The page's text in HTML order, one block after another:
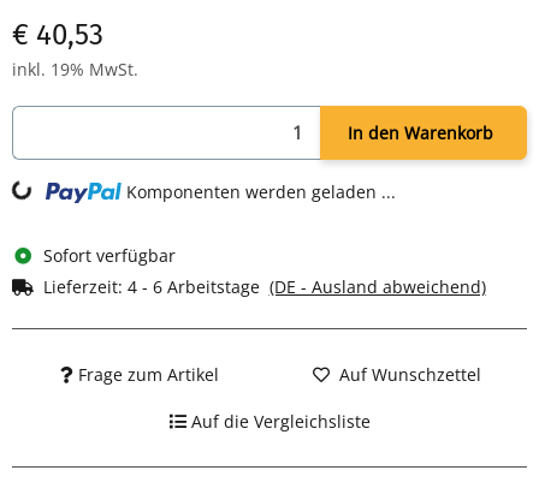
Farbe: schwarz/inox
€ 40,53
inkl. 19% MwSt.
In den Warenkorb
Komponenten werden geladen ...
Sofort verfügbar
Lieferzeit: 4 - 6 Arbeitstage (DE - Ausland abweichend)
Frage zum Artikel Auf Wunschzettel
Auf die Vergleichsliste